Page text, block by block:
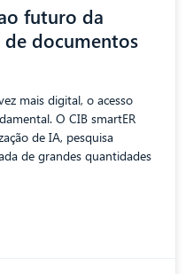
futuro da
documentos
mais digital, o acesso
O CIB smartER
de IA, pesquisa
de grandes quantidades